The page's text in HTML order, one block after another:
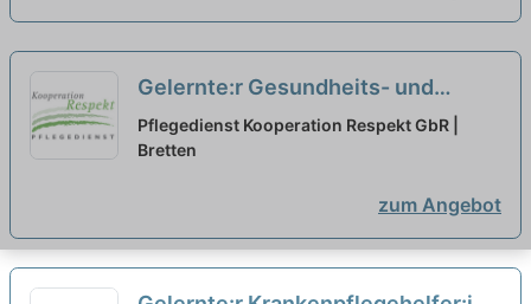
Gelernte:r Gesundheits- und
Krankenpfleger:in in Teilzeit (20h)
(m/w/d) – Wir suchen Zuwachs in
Pflegedienst Kooperation Respekt GbR |
Bretten
zum Angebot